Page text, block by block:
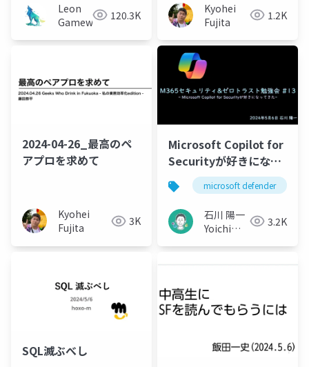
Leon
Gameworks120.3K
Kyohei
Fujita
1.2K
2024-04-26_最高のペ
アプロを求めて
Kyohei
Fujita
3K
Microsoft Copilot for
Securityが好きになっ
てきた / M365セキュリ
ティ&ゼロトラスト勉強
会 #13
microsoft defender
石川 陽一
Yoichi
3.2K
SQL滅ぶべし